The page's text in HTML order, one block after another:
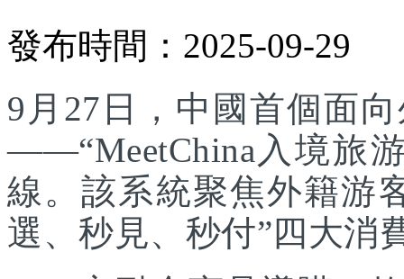
發布時間：2025-09-29
9月27日，中國首個面
——“MeetChina入境旅
線。該系統聚焦外籍游
選、秒見、秒付”四大消